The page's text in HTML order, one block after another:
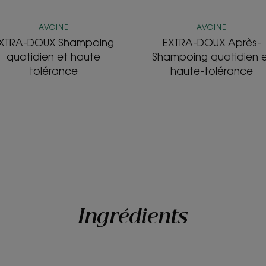
AVOINE
DOUX Shampoing
quotidien et haute
tolérance
AVOINE
EXTRA-DOUX Après-
Shampoing quotidien
haute-tolérance
Ingrédients